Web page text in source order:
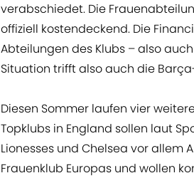
verabschiedet. Die
offiziell kostendeckend. Die
Abteilungen des Klubs – also
Situation trifft also auch die
Diesen Sommer laufen vier
Topklubs in England sollen laut
Lionesses und Chelsea vor allem
Frauenklub Europas und wollen